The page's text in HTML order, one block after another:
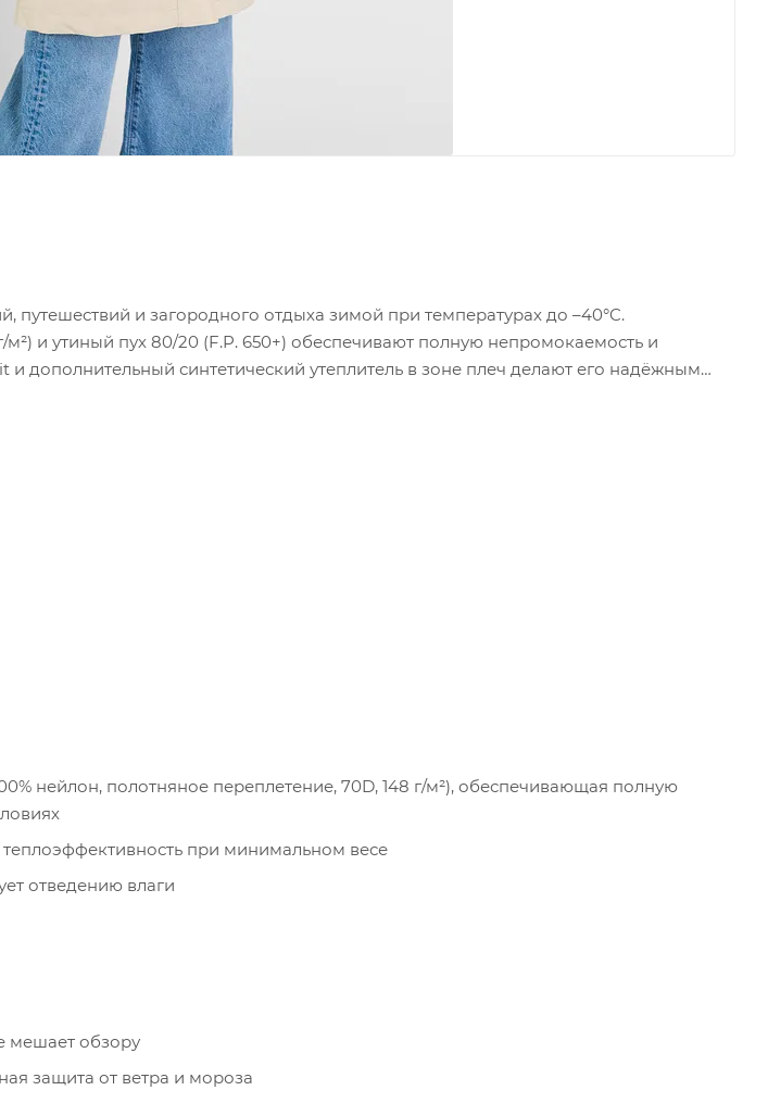
путешествий и загородного отдыха зимой при температурах до –40°C.
и утиный пух 80/20 (F.P. 650+) обеспечивают полную непромокаемость и
дополнительный синтетический утеплитель в зоне плеч делают его надёжным
нейлон, полотняное переплетение, 70D, 148 г/м²), обеспечивающая полную
при минимальном весе
отведению влаги
мешает обзору
защита от ветра и мороза